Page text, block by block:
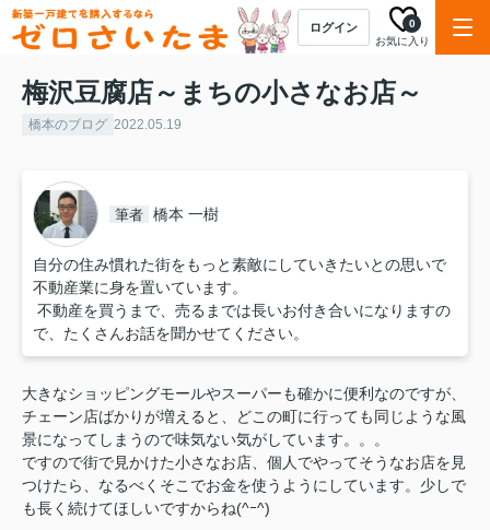
ログイン
お気に入り
0
梅沢豆腐店～まちの小さなお店～
橋本のブログ 2022.05.19
筆者 橋本 一樹
自分の住み慣れた街をもっと素敵にしていきたいとの思いで
不動産業に身を置いています。
不動産を買うまで、売るまでは長いお付き合いになりますの
で、たくさんお話を聞かせてください。
大きなショッピングモールやスーパーも確かに便利なのですが、
チェーン店ばかりが増えると、どこの町に行っても同じような風
景になってしまうので味気ない気がしています。。。
ですので街で見かけた小さなお店、個人でやってそうなお店を見
つけたら、なるべくそこでお金を使うようにしています。少しで
も長く続けてほしいですからね(^ｰ^)